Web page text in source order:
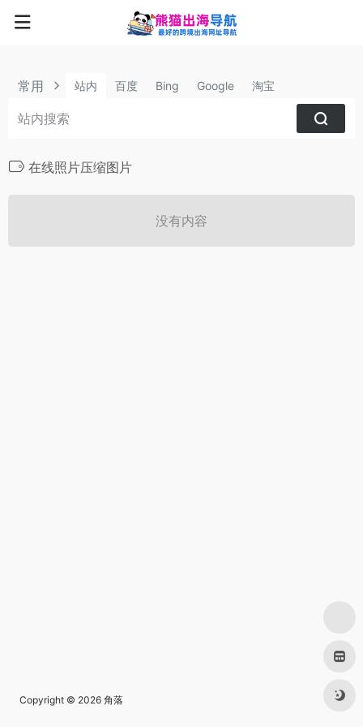
常用 站内 百度 Bing Google 淘宝
在线照片压缩图片
没有内容
Copyright © 2026 角落